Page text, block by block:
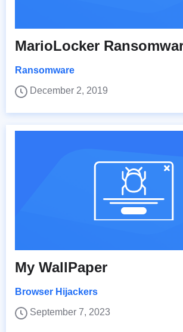
MarioLocker
Ransomware
December 2, 2019
My WallPaper
Browser Hijackers
September 7, 2023